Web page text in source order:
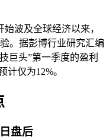
波及全球经济以来，
。据彭博行业研究汇编
巨头”第一季度的盈利
计仅为12%。
盘后